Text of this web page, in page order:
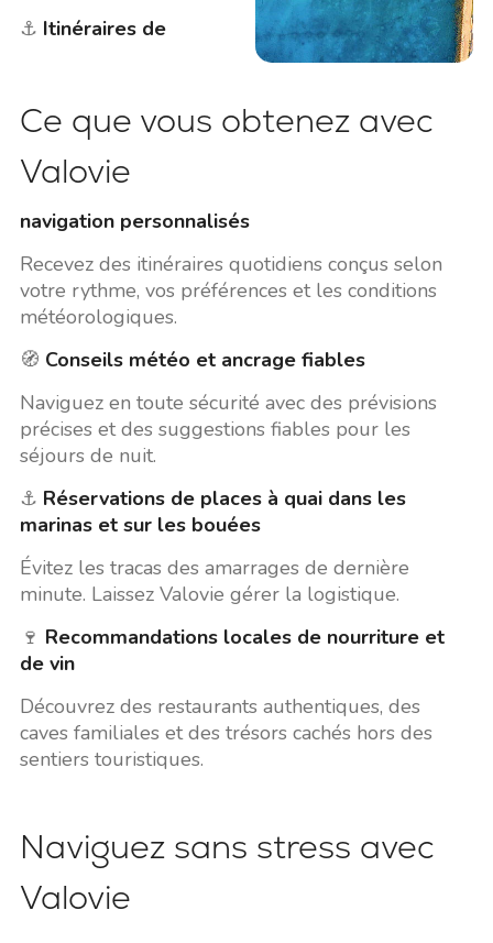
Ce que vous obtenez avec
Valovie
⚓ Itinéraires de
navigation personnalisés
Recevez des itinéraires quotidiens conçus selon
votre rythme, vos préférences et les conditions
météorologiques.
🧭 Conseils météo et ancrage fiables
Naviguez en toute sécurité avec des prévisions
précises et des suggestions fiables pour les
séjours de nuit.
⚓ Réservations de places à quai dans les
marinas et sur les bouées
Évitez les tracas des amarrages de dernière
minute. Laissez Valovie gérer la logistique.
🍷 Recommandations locales de nourriture et
de vin
Découvrez des restaurants authentiques, des
caves familiales et des trésors cachés hors des
sentiers touristiques.
Naviguez sans stress avec
Valovie